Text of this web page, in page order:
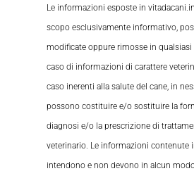
Le informazioni esposte in
scopo esclusivamente informativo,
modificate oppure rimosse in qualsiasi
caso di informazioni di carattere
caso inerenti alla salute del cane, in
possono costituire e/o sostituire la
diagnosi e/o la prescrizione di
veterinario. Le informazioni contenute
intendono e non devono in alcun